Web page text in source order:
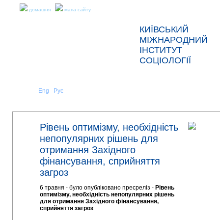
домашня мапа сайту
КИЇВСЬКИЙ
МІЖНАРОДНИЙ
ІНСТИТУТ
СОЦІОЛОГІЇ
Eng Рус
Рівень оптимізму, необхідність
непопулярних рішень для
отримання Західного
фінансування, сприйняття
загроз
6 травня - було опубліковано пресреліз - Рівень
оптимізму, необхідність непопулярних рішень
для отримання Західного фінансування,
сприйняття загроз